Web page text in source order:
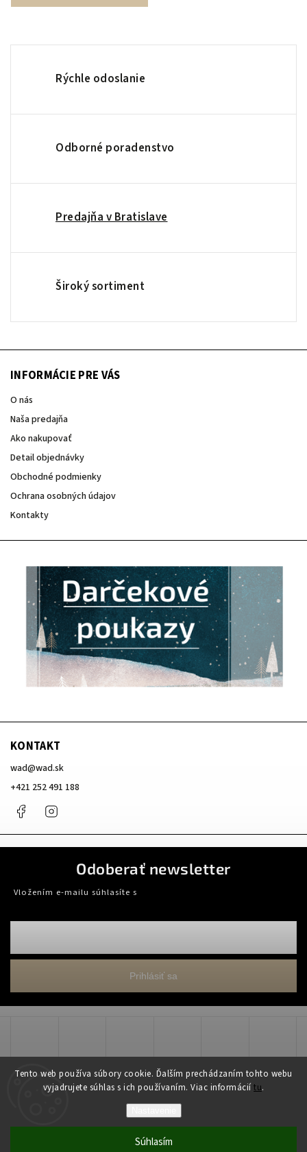
Tento web používa súbory cookie. Ďalším prechádzaním tohto webu
vyjadrujete súhlas s ich používaním. Viac informácií tu.
Súhlasím
Rýchle odoslanie
Odborné poradenstvo
Predajňa v Bratislave
Široký sortiment
INFORMÁCIE PRE VÁS
O nás
Naša predajňa
Ako nakupovať
Detail objednávky
Obchodné podmienky
Ochrana osobných údajov
Kontakty
KONTAKT
wad@wad.sk
+421 252 491 188
Facebook
Odoberať newsletter
Vložením e-mailu súhlasíte s
Prihlásiť sa
Vytvoril Shoptet
Copyright 2026 WADART, s.r.o. . Všetky práva vyhradené.
Grafický návrh vytvořil a nakódoval